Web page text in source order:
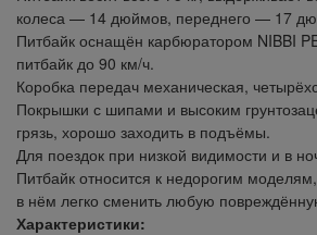
колеса — 14 дюймов, переднего — 17
Питбайк оснащён карбюратором NIBBI
питбайк до 90 км/ч.
Коробка передач механическая,
Покрышки с шипами и высоким
грязь, хорошо заходить в подъёмы.
Для поездок при низкой видимости и в
Питбайк относится к недорогим
в нём легко сменить любую
Характеристики: